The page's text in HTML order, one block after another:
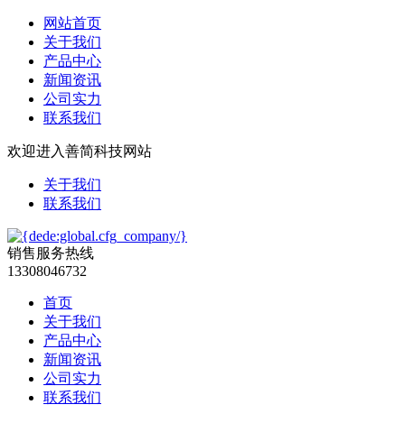
网站首页
关于我们
产品中心
新闻资讯
公司实力
联系我们
欢迎进入善简科技网站
关于我们
联系我们
销售服务热线
13308046732
首页
关于我们
产品中心
新闻资讯
公司实力
联系我们